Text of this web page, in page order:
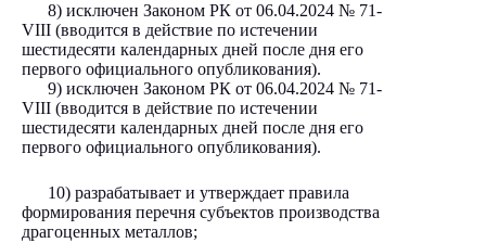
8) исключен Законом РК от 06.04.2024 № 71-
VIII (вводится в действие по истечении
шестидесяти календарных дней после дня его
первого официального опубликования).
9) исключен Законом РК от 06.04.2024 № 71-
VIII (вводится в действие по истечении
шестидесяти календарных дней после дня его
первого официального опубликования).
10) разрабатывает и утверждает правила
формирования перечня субъектов производства
драгоценных металлов;